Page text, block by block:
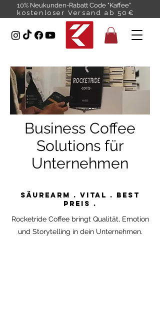
10% Neukunden-Rabatt Code "Kaffee"
kostenloser Versand ab 50€
Business Coffee
Solutions für
Unternehmen
SÄUREARM . VITAL . best
preis .
Rocketride Coffee bringt Qualität, Emotion
und Storytelling in dein Unternehmen.